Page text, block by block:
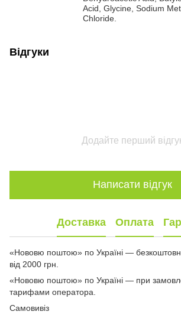
Acid, Glycine, Sodium
Chloride.
Відгуки
Додайте перший
Написати відгук
Доставка Оплата
«Нововю поштою» по Україні —
від 2000 грн.
«Нововю поштою» по Україні — при
тарифами оператора.
Самовивіз